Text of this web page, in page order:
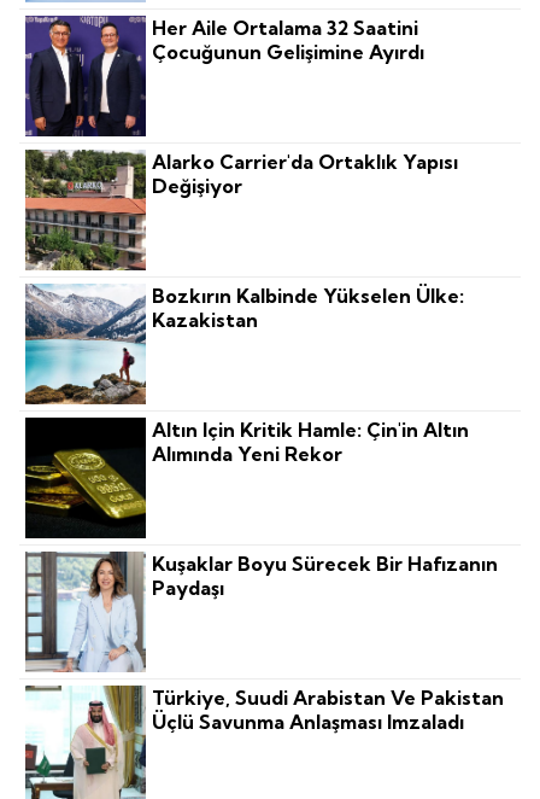
Her Aile Ortalama 32 Saatini
Çocuğunun Gelişimine Ayırdı
Alarko Carrier'da Ortaklık Yapısı
Değişiyor
Bozkırın Kalbinde Yükselen Ülke:
Kazakistan
Altın Için Kritik Hamle: Çin'in Altın
Alımında Yeni Rekor
Kuşaklar Boyu Sürecek Bir Hafızanın
Paydaşı
Türkiye, Suudi Arabistan Ve Pakistan
Üçlü Savunma Anlaşması Imzaladı